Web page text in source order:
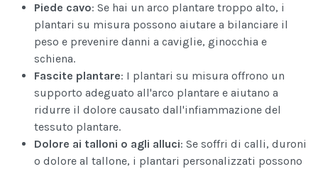
Piede cavo: Se hai un arco plantare troppo alto, i
plantari su misura possono aiutare a bilanciare il
peso e prevenire danni a caviglie, ginocchia e
schiena.
Fascite plantare: I plantari su misura offrono un
supporto adeguato all'arco plantare e aiutano a
ridurre il dolore causato dall'infiammazione del
tessuto plantare.
Dolore ai talloni o agli alluci: Se soffri di calli, duroni
o dolore al tallone, i plantari personalizzati possono